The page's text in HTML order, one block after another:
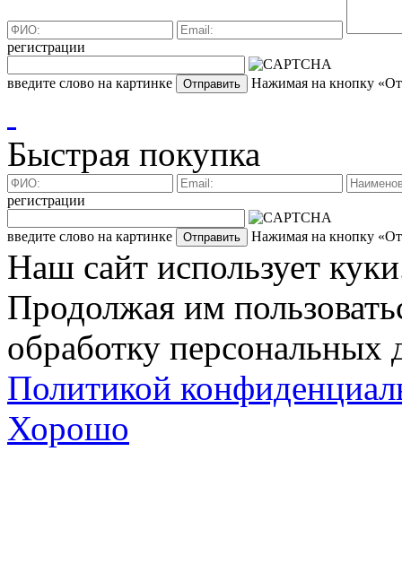
регистрации
введите слово на картинке Нажимая на кнопку
Быстрая покупка
регистрации
введите слово на картинке Нажимая на кнопку
Наш сайт использует
Продолжая им
обработку персональных
Политикой
Хорошо